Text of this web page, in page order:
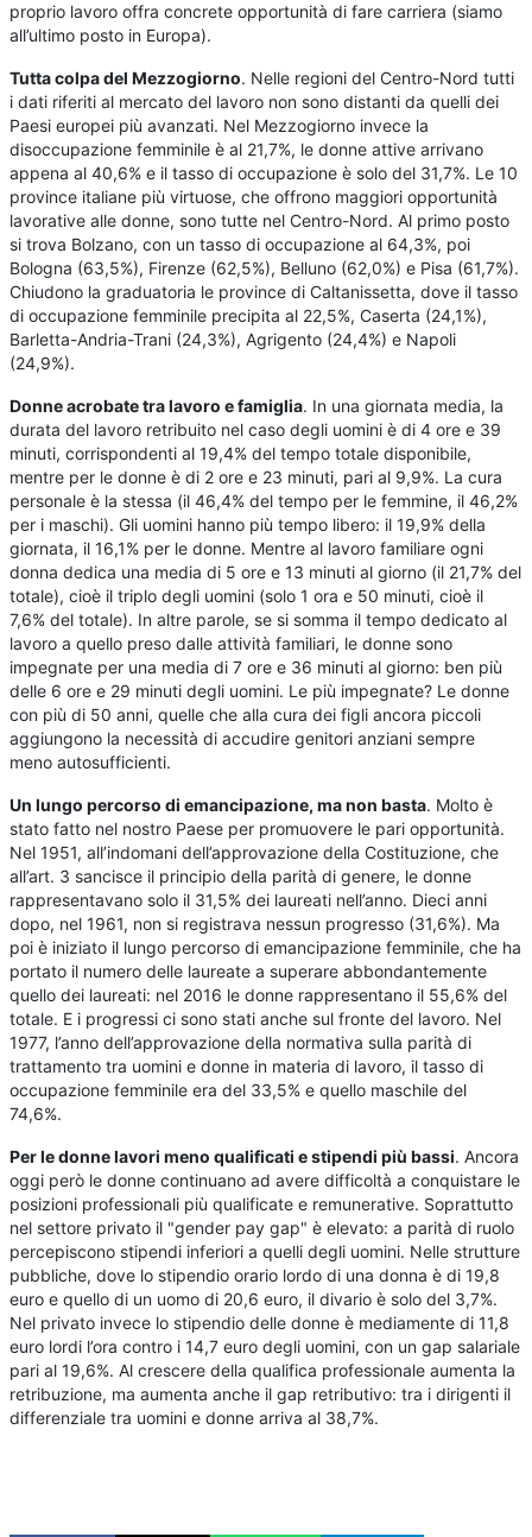
proprio lavoro offra concrete opportunità di fare carriera (siamo
all’ultimo posto in Europa).
Tutta colpa del Mezzogiorno. Nelle regioni del Centro-Nord tutti
i dati riferiti al mercato del lavoro non sono distanti da quelli dei
Paesi europei più avanzati. Nel Mezzogiorno invece la
disoccupazione femminile è al 21,7%, le donne attive arrivano
appena al 40,6% e il tasso di occupazione è solo del 31,7%. Le 10
province italiane più virtuose, che offrono maggiori opportunità
lavorative alle donne, sono tutte nel Centro-Nord. Al primo posto
si trova Bolzano, con un tasso di occupazione al 64,3%, poi
Bologna (63,5%), Firenze (62,5%), Belluno (62,0%) e Pisa (61,7%).
Chiudono la graduatoria le province di Caltanissetta, dove il tasso
di occupazione femminile precipita al 22,5%, Caserta (24,1%),
Barletta-Andria-Trani (24,3%), Agrigento (24,4%) e Napoli
(24,9%).
Donne acrobate tra lavoro e famiglia. In una giornata media, la
durata del lavoro retribuito nel caso degli uomini è di 4 ore e 39
minuti, corrispondenti al 19,4% del tempo totale disponibile,
mentre per le donne è di 2 ore e 23 minuti, pari al 9,9%. La cura
personale è la stessa (il 46,4% del tempo per le femmine, il 46,2%
per i maschi). Gli uomini hanno più tempo libero: il 19,9% della
giornata, il 16,1% per le donne. Mentre al lavoro familiare ogni
donna dedica una media di 5 ore e 13 minuti al giorno (il 21,7% del
totale), cioè il triplo degli uomini (solo 1 ora e 50 minuti, cioè il
7,6% del totale). In altre parole, se si somma il tempo dedicato al
lavoro a quello preso dalle attività familiari, le donne sono
impegnate per una media di 7 ore e 36 minuti al giorno: ben più
delle 6 ore e 29 minuti degli uomini. Le più impegnate? Le donne
con più di 50 anni, quelle che alla cura dei figli ancora piccoli
aggiungono la necessità di accudire genitori anziani sempre
meno autosufficienti.
Un lungo percorso di emancipazione, ma non basta. Molto è
stato fatto nel nostro Paese per promuovere le pari opportunità.
Nel 1951, all’indomani dell’approvazione della Costituzione, che
all’art. 3 sancisce il principio della parità di genere, le donne
rappresentavano solo il 31,5% dei laureati nell’anno. Dieci anni
dopo, nel 1961, non si registrava nessun progresso (31,6%). Ma
poi è iniziato il lungo percorso di emancipazione femminile, che ha
portato il numero delle laureate a superare abbondantemente
quello dei laureati: nel 2016 le donne rappresentano il 55,6% del
totale. E i progressi ci sono stati anche sul fronte del lavoro. Nel
1977, l’anno dell’approvazione della normativa sulla parità di
trattamento tra uomini e donne in materia di lavoro, il tasso di
occupazione femminile era del 33,5% e quello maschile del
74,6%.
Per le donne lavori meno qualificati e stipendi più bassi. Ancora
oggi però le donne continuano ad avere difficoltà a conquistare le
posizioni professionali più qualificate e remunerative. Soprattutto
nel settore privato il "gender pay gap" è elevato: a parità di ruolo
percepiscono stipendi inferiori a quelli degli uomini. Nelle strutture
pubbliche, dove lo stipendio orario lordo di una donna è di 19,8
euro e quello di un uomo di 20,6 euro, il divario è solo del 3,7%.
Nel privato invece lo stipendio delle donne è mediamente di 11,8
euro lordi l’ora contro i 14,7 euro degli uomini, con un gap salariale
pari al 19,6%. Al crescere della qualifica professionale aumenta la
retribuzione, ma aumenta anche il gap retributivo: tra i dirigenti il
differenziale tra uomini e donne arriva al 38,7%.